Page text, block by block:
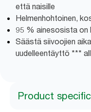
että naisille
Helmenhohtoinen,
95 % ainesosista on
Säästä siivoojien
uudelleentäyttö ***
Product